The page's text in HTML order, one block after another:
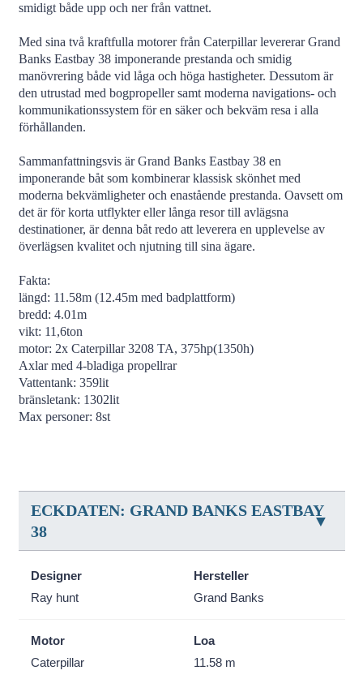
smidigt både upp och ner från vattnet.
Med sina två kraftfulla motorer från Caterpillar levererar Grand
Banks Eastbay 38 imponerande prestanda och smidig
manövrering både vid låga och höga hastigheter. Dessutom är
den utrustad med bogpropeller samt moderna navigations- och
kommunikationssystem för en säker och bekväm resa i alla
förhållanden.
Sammanfattningsvis är Grand Banks Eastbay 38 en
imponerande båt som kombinerar klassisk skönhet med
moderna bekvämligheter och enastående prestanda. Oavsett om
det är för korta utflykter eller långa resor till avlägsna
destinationer, är denna båt redo att leverera en upplevelse av
överlägsen kvalitet och njutning till sina ägare.
Fakta:
längd: 11.58m (12.45m med badplattform)
bredd: 4.01m
vikt: 11,6ton
motor: 2x Caterpillar 3208 TA, 375hp(1350h)
Axlar med 4-bladiga propellrar
Vattentank: 359lit
bränsletank: 1302lit
Max personer: 8st
ECKDATEN: GRAND BANKS EASTBAY
38
Designer
Ray hunt
Hersteller
Grand Banks
Motor
Caterpillar
Loa
11.58 m